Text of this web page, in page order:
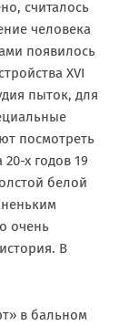
считалось
человека
появилось
XVI
пыток, для
посмотреть
х годов 19
белой
очень
В
в бальном